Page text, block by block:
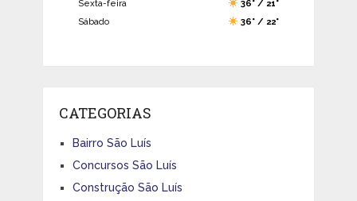
Sexta-feira
36° / 21°
Sábado
36° / 22°
CATEGORIAS
Bairro São Luís
Concursos São Luís
Construção São Luís